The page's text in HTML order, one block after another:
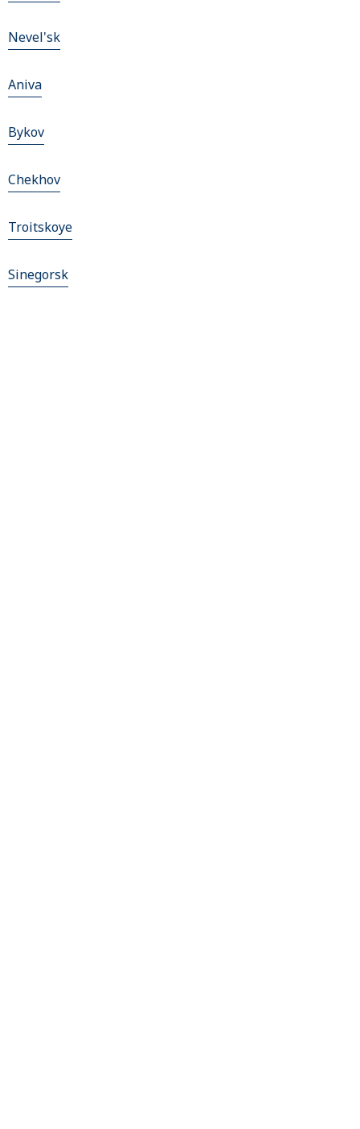
Nevel'sk
Aniva
Bykov
Chekhov
Troitskoye
Sinegorsk